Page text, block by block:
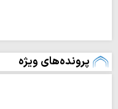
پرونده‌های ویژه